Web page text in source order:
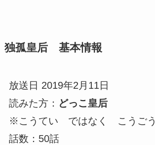
独孤皇后 基本情報
放送日 2019年2月11日
読みた方： どっこ皇后
※こうてい ではなく こうごう
話数：50話